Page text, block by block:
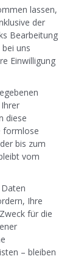
lassen,
der
Bearbeitung
uns
Einwilligung
diese
formlose
bis zum
vom
Ihre
für die
– bleiben